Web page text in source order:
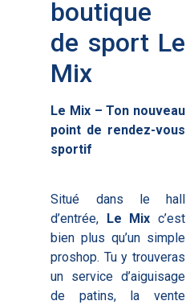
boutique
de sport Le
Mix
Le Mix – Ton nouveau
point de rendez-vous
sportif
Situé dans le hall
d’entrée,
Le Mix c’est
bien plus qu’un simple
proshop. Tu y trouveras
un service d’aiguisage
de patins, la vente